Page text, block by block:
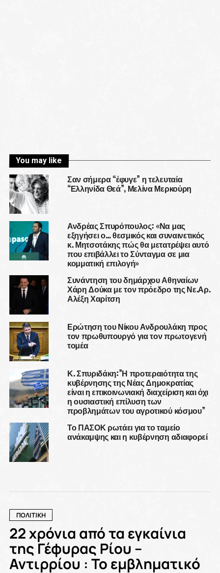
You may like
Σαν σήμερα “έφυγε” η τελευταία
“Ελληνίδα Θεά”, Μελίνα Μερκούρη
Ανδρέας Σπυρόπουλος: «Να μας
εξηγήσει ο… θεσμικός και συναινετικός
κ. Μητσοτάκης πώς θα μετατρέψει αυτό
που επιβάλλει το Σύνταγμα σε μια
κομματική επιλογή»
Συνάντηση του δημάρχου Αθηναίων
Χάρη Δούκα με τον πρόεδρο της Νε.Αρ.
Αλέξη Χαρίτση
Ερώτηση του Νίκου Ανδρουλάκη προς
τον πρωθυπουργό για τον πρωτογενή
τομέα
Κ. Σπυριδάκη:”Η προτεραιότητα της
κυβέρνησης της Νέας Δημοκρατίας
είναι η επικοινωνιακή διαχείριση και όχι
η ουσιαστική επίλυση των
προβλημάτων του αγροτικού κόσμου”
Το ΠΑΣΟΚ ρωτάει για το ταμείο
ανάκαμψης και η κυβέρνηση αδιαφορεί
ΠΟΛΙΤΙΚΗ
22 χρόνια από τα εγκαίνια
της Γέφυρας Ρίου –
Αντιρρίου : Το εμβληματικό